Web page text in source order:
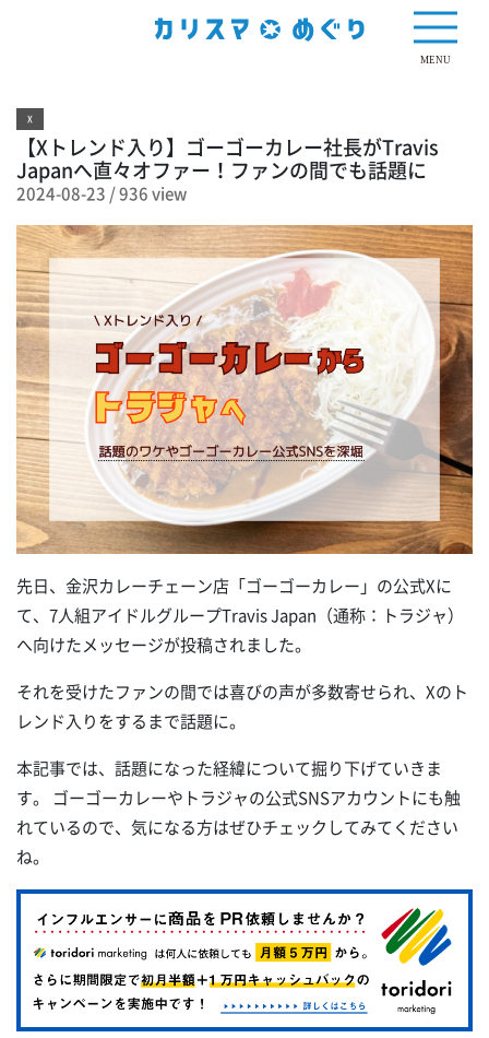
MENU
X
【Xトレンド入り】ゴーゴーカレー社長がTravis
Japanへ直々オファー！ファンの間でも話題に
2024-08-23 /936 view
先日、金沢カレーチェーン店「ゴーゴーカレー」の公式Xに
て、7人組アイドルグループTravis Japan（通称：トラジャ）
へ向けたメッセージが投稿されました。
それを受けたファンの間では喜びの声が多数寄せられ、Xのト
レンド入りをするまで話題に。
本記事では、話題になった経緯について掘り下げていきま
す。 ゴーゴーカレーやトラジャの公式SNSアカウントにも触
れているので、気になる方はぜひチェックしてみてください
ね。